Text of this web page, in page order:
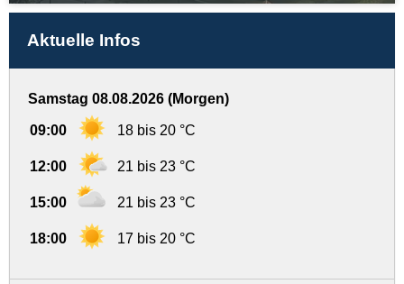
Aktuelle Infos
Samstag 08.08.2026 (Morgen)
09:00 18 bis 20 °C
12:00 21 bis 23 °C
15:00 21 bis 23 °C
18:00 17 bis 20 °C